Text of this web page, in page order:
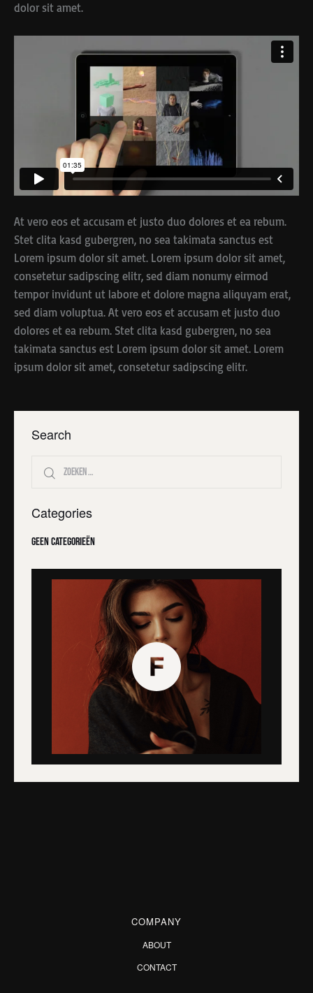
dolor sit amet.
At vero eos et accusam et justo duo dolores et ea rebum.
Stet clita kasd gubergren, no sea takimata sanctus est
Lorem ipsum dolor sit amet. Lorem ipsum dolor sit amet,
consetetur sadipscing elitr, sed diam nonumy eirmod
tempor invidunt ut labore et dolore magna aliquyam erat,
sed diam voluptua. At vero eos et accusam et justo duo
dolores et ea rebum. Stet clita kasd gubergren, no sea
takimata sanctus est Lorem ipsum dolor sit amet. Lorem
ipsum dolor sit amet, consetetur sadipscing elitr.
Search
Categories
Geen categorieën
COMPANY
ABOUT
CONTACT